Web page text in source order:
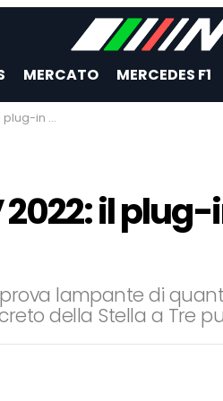
MERCATO MERCEDES F1
cilindri
2022: il
prova lampante di
della Stella a Tre